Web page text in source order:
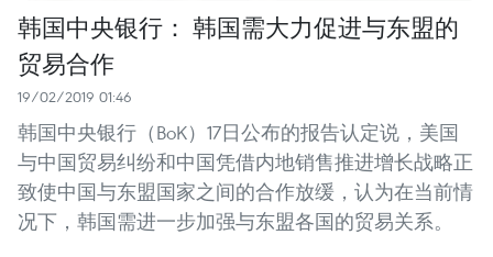
韩国中央银行： 韩国需大力促进与东盟的
贸易合作
19/02/2019 01:46
韩国中央银行（BoK）17日公布的报告认定说，美国
与中国贸易纠纷和中国凭借内地销售推进增长战略正
致使中国与东盟国家之间的合作放缓，认为在当前情
况下，韩国需进一步加强与东盟各国的贸易关系。